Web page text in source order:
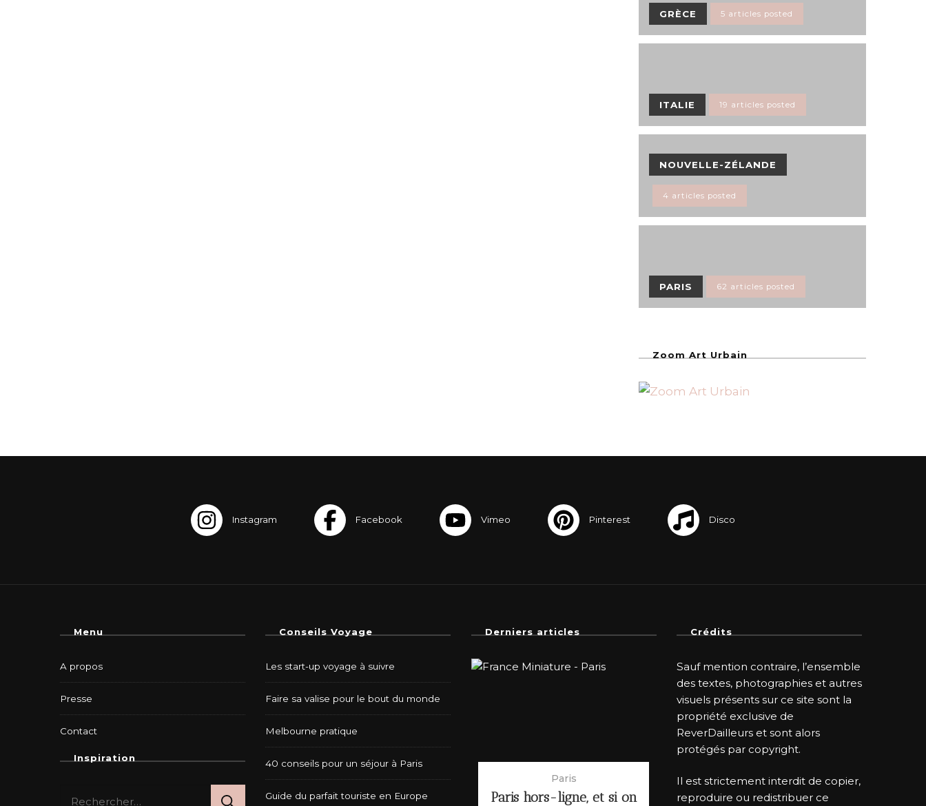
GRÈCE 5 articles posted
ITALIE 19 articles posted
NOUVELLE-ZÉLANDE
4 articles posted
PARIS 62 articles posted
Zoom Art Urbain
Menu
A propos
Presse
Contact
Inspiration
Conseils Voyage
Les start-up voyage à suivre
Faire sa valise pour le bout du monde
Melbourne pratique
40 conseils pour un séjour à Paris
Guide du parfait touriste en Europe
Derniers articles
Paris
Paris hors-ligne, et si on
Crédits
Sauf mention contraire, l’ensemble
des textes, photographies et autres
visuels présents sur ce site sont la
propriété exclusive de
ReverDailleurs et sont alors
protégés par copyright.
Il est strictement interdit de copier,
reproduire ou redistribuer ce